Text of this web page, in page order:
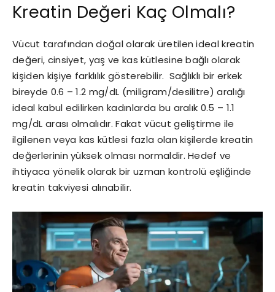
Kreatin Değeri Kaç Olmalı?
Vücut tarafından doğal olarak üretilen ideal kreatin
değeri, cinsiyet, yaş ve kas kütlesine bağlı olarak
kişiden kişiye farklılık gösterebilir. Sağlıklı bir erkek
bireyde 0.6 – 1.2 mg/dL (miligram/desilitre) aralığı
ideal kabul edilirken kadınlarda bu aralık 0.5 – 1.1
mg/dL arası olmalıdır. Fakat vücut geliştirme ile
ilgilenen veya kas kütlesi fazla olan kişilerde kreatin
değerlerinin yüksek olması normaldir. Hedef ve
ihtiyaca yönelik olarak bir uzman kontrolü eşliğinde
kreatin takviyesi alınabilir.